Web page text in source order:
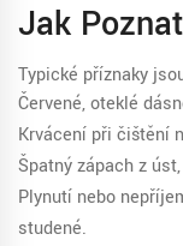
Jak
Typické příznaky
Červené, oteklé
Krvácení při čištění
Špatný zápach z
Plynutí nebo
studené.